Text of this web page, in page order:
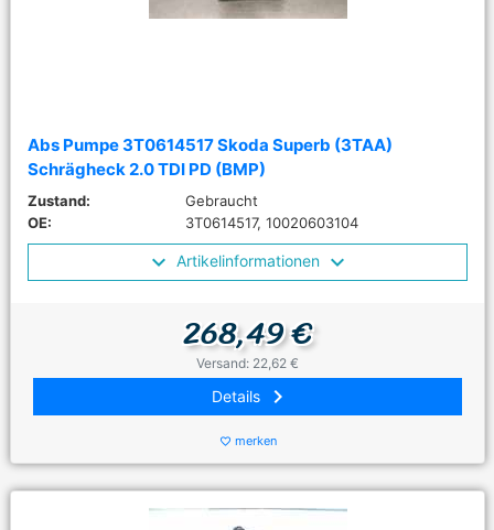
Abs Pumpe 3T0614517 Skoda Superb (3TAA)
Schrägheck 2.0 TDI PD (BMP)
Zustand:
Gebraucht
OE:
3T0614517, 10020603104
Artikelinformationen
268,49 €
Versand: 22,62 €
Details keyboard_arrow_right
favorite_border merken